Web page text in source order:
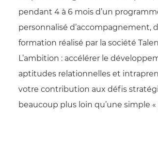
pendant 4 à 6 mois d’un
personnalisé d’accompagnement,
formation réalisé par la société
L’ambition : accélérer le
aptitudes relationnelles et
votre contribution aux défis
beaucoup plus loin qu’une simple